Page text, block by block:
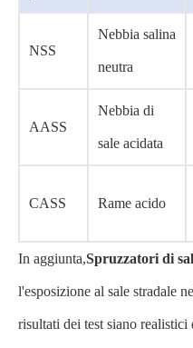
NSS
Nebbia salina
neutra
AASS
Nebbia di
sale acidata
CASS Rame acido
In aggiunta,Spruzzatori di
l'esposizione al sale stradale
risultati dei test siano realistici